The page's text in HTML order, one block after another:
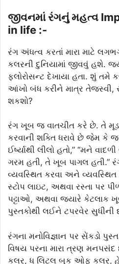
જીવનમાં રંગનું મહત્વ
in life :-
રંગ અંધત્વ કરતાં મારા માટે
કલરની દુનિયામાં જીવવું હશે.
ફ્લોરોસન્ટ દેખાયા હતા. શું તમે
આંખો બંધ કરીને માત્ર તેજસ્વી,
શકશો?
રંગ ખૂબ જ વાતચીત કરે છે. તે
કરવાની શક્તિ ધરાવે છે જેમ કે
ઈર્ષ્યાથી લીલો હતો,” “મને
ગરમ હતી, તે ખૂબ પાગલ હતી.”
વ્યવસ્થિત કરવા અને
સ્ટોપ લાઇટ, અથવા રસ્તા પર
પટ્ટાઓ, અથવા જ્યારે કેટલાક
પુસ્તકોથી લઈને ટપરવેર
રંગના મનોવિજ્ઞાન પર સેંકડો
વિષય પરના મારા ત્રણ
કલર, ધ લિટલ બુક ઓફ કલર,